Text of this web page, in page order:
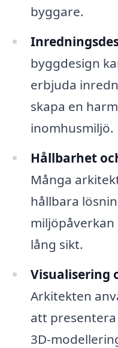
byggare.
byggdesign
erbjuda
skapa en
inomhusmiljö.
Hållbarhet
Många
hållbara
lång sikt.
Visualisering
Arkitekten
att
3D-